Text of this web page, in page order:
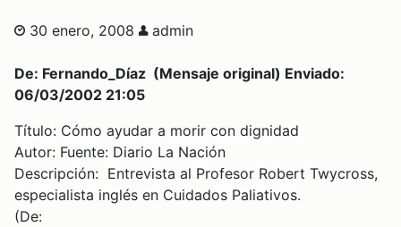
30 enero, 2008 admin
De: Fernando_Díaz (Mensaje original) Enviado:
06/03/2002 21:05
Título: Cómo ayudar a morir con dignidad
Autor: Fuente: Diario La Nación
Descripción: Entrevista al Profesor Robert Twycross,
especialista inglés en Cuidados Paliativos.
(De: